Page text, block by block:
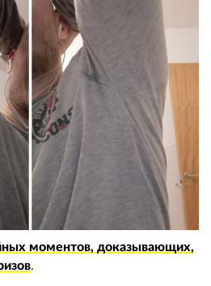
моментов, доказывающих,
.